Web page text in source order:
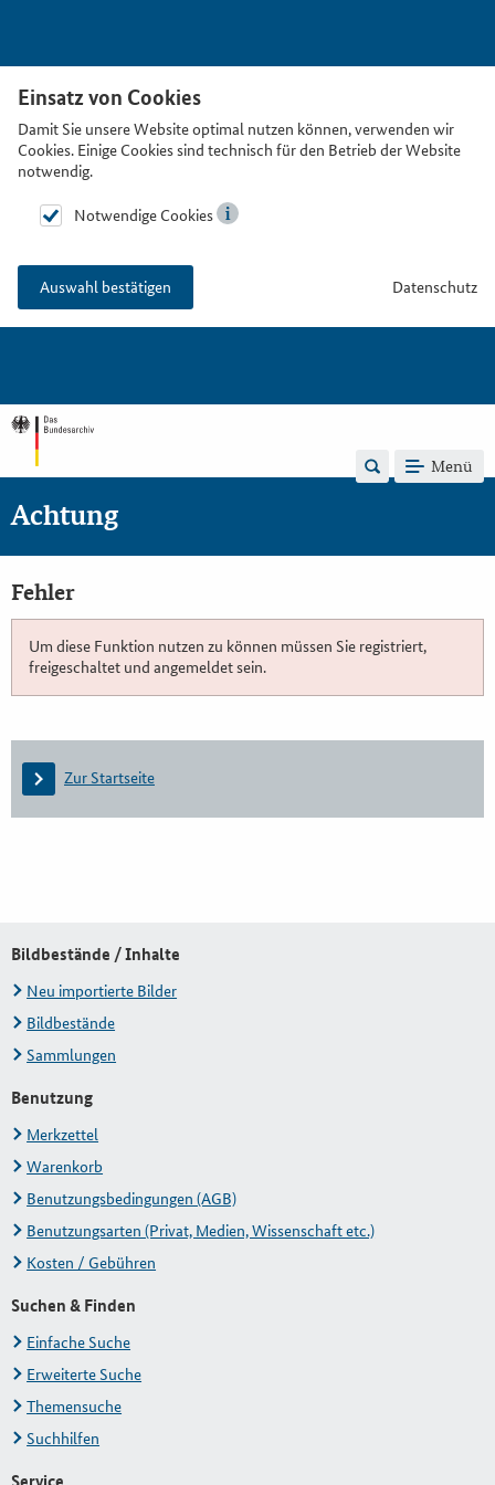
Einsatz von Cookies
Damit Sie unsere Website optimal nutzen können, verwenden wir
Cookies. Einige Cookies sind technisch für den Betrieb der Website
notwendig.
Notwendige Cookies
Auswahl bestätigen Datenschutz
Menü
Achtung
Fehler
Um diese Funktion nutzen zu können müssen Sie registriert,
freigeschaltet und angemeldet sein.
Zur Startseite
Bildbestände / Inhalte
Neu importierte Bilder
Bildbestände
Sammlungen
Benutzung
Merkzettel
Warenkorb
Benutzungsbedingungen (AGB)
Benutzungsarten (Privat, Medien, Wissenschaft etc.)
Kosten / Gebühren
Suchen & Finden
Einfache Suche
Erweiterte Suche
Themensuche
Suchhilfen